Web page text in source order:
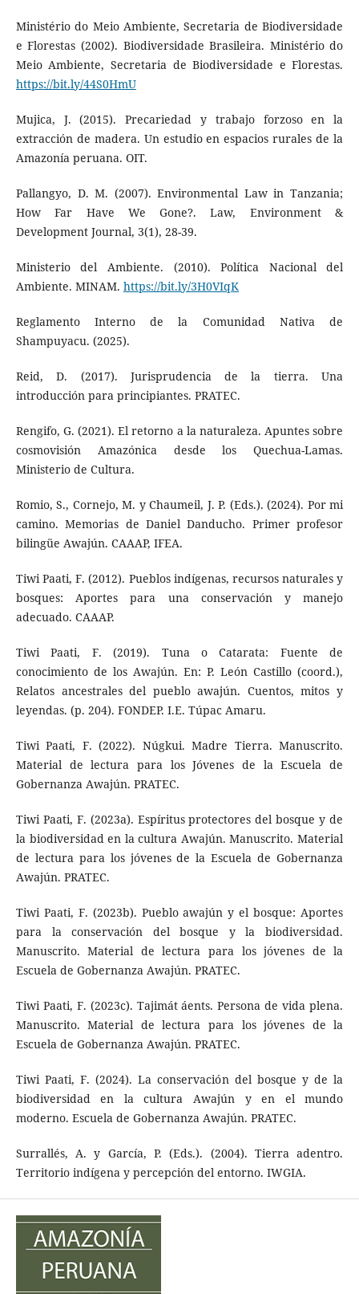
Ministério do Meio Ambiente, Secretaria de Biodiversidade
e Florestas (2002). Biodiversidade Brasileira. Ministério do
Meio Ambiente, Secretaria de Biodiversidade e Florestas.
https://bit.ly/44S0HmU
Mujica, J. (2015). Precariedad y trabajo forzoso en la
extracción de madera. Un estudio en espacios rurales de la
Amazonía peruana. OIT.
Pallangyo, D. M. (2007). Environmental Law in Tanzania;
How Far Have We Gone?. Law, Environment &
Development Journal, 3(1), 28-39.
Ministerio del Ambiente. (2010). Política Nacional del
Ambiente. MINAM. https://bit.ly/3H0VIqK
Reglamento Interno de la Comunidad Nativa de
Shampuyacu. (2025).
Reid, D. (2017). Jurisprudencia de la tierra. Una
introducción para principiantes. PRATEC.
Rengifo, G. (2021). El retorno a la naturaleza. Apuntes sobre
cosmovisión Amazónica desde los Quechua-Lamas.
Ministerio de Cultura.
Romio, S., Cornejo, M. y Chaumeil, J. P. (Eds.). (2024). Por mi
camino. Memorias de Daniel Danducho. Primer profesor
bilingüe Awajún. CAAAP, IFEA.
Tiwi Paati, F. (2012). Pueblos indígenas, recursos naturales y
bosques: Aportes para una conservación y manejo
adecuado. CAAAP.
Tiwi Paati, F. (2019). Tuna o Catarata: Fuente de
conocimiento de los Awajún. En: P. León Castillo (coord.),
Relatos ancestrales del pueblo awajún. Cuentos, mitos y
leyendas. (p. 204). FONDEP. I.E. Túpac Amaru.
Tiwi Paati, F. (2022). Núgkui. Madre Tierra. Manuscrito.
Material de lectura para los Jóvenes de la Escuela de
Gobernanza Awajún. PRATEC.
Tiwi Paati, F. (2023a). Espíritus protectores del bosque y de
la biodiversidad en la cultura Awajún. Manuscrito. Material
de lectura para los jóvenes de la Escuela de Gobernanza
Awajún. PRATEC.
Tiwi Paati, F. (2023b). Pueblo awajún y el bosque: Aportes
para la conservación del bosque y la biodiversidad.
Manuscrito. Material de lectura para los jóvenes de la
Escuela de Gobernanza Awajún. PRATEC.
Tiwi Paati, F. (2023c). Tajimát áents. Persona de vida plena.
Manuscrito. Material de lectura para los jóvenes de la
Escuela de Gobernanza Awajún. PRATEC.
Tiwi Paati, F. (2024). La conservación del bosque y de la
biodiversidad en la cultura Awajún y en el mundo
moderno. Escuela de Gobernanza Awajún. PRATEC.
Surrallés, A. y García, P. (Eds.). (2004). Tierra adentro.
Territorio indígena y percepción del entorno. IWGIA.